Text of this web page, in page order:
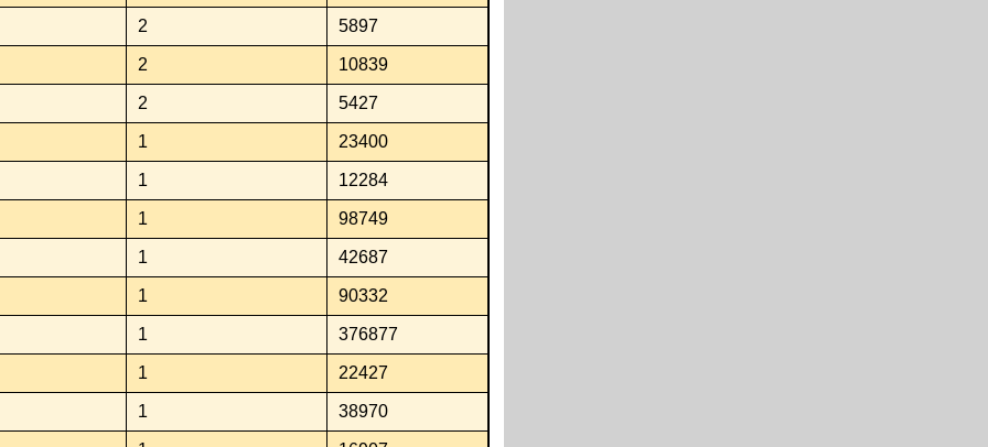
2 5897
2 10839
2 5427
1 23400
1 12284
1 98749
1 42687
1 90332
1 376877
1 22427
1 38970